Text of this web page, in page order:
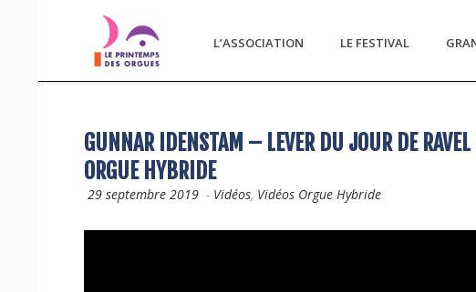
L’ASSOCIATION LE FESTIVAL
GUNNAR IDENSTAM – LEVER DU JOUR DE
ORGUE HYBRIDE
29 septembre 2019 - Vidéos, Vidéos Orgue Hybride